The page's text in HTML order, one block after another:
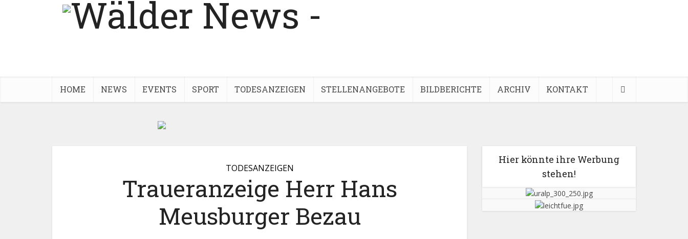
HOME NEWS EVENTS SPORT TODESANZEIGEN STELLENANGEBOTE BILDBERICHTE ARCHIV KONTAKT
TODESANZEIGEN
Traueranzeige Herr Hans
Meusburger Bezau
Hier könnte ihre Werbung
stehen!